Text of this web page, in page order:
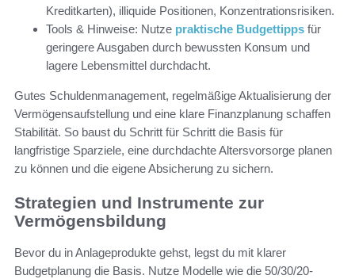
Kreditkarten), illiquide Positionen, Konzentrationsrisiken.
Tools & Hinweise: Nutze praktische Budgettipps für
geringere Ausgaben durch bewussten Konsum und
lagere Lebensmittel durchdacht.
Gutes Schuldenmanagement, regelmäßige Aktualisierung der
Vermögensaufstellung und eine klare Finanzplanung schaffen
Stabilität. So baust du Schritt für Schritt die Basis für
langfristige Sparziele, eine durchdachte Altersvorsorge planen
zu können und die eigene Absicherung zu sichern.
Strategien und Instrumente zur
Vermögensbildung
Bevor du in Anlageprodukte gehst, legst du mit klarer
Budgetplanung die Basis. Nutze Modelle wie die 50/30/20-